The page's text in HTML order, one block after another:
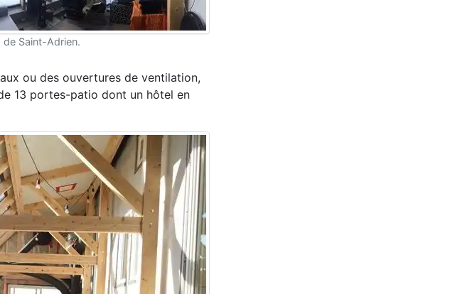
de Saint-Adrien.
ou des ouvertures de ventilation,
13 portes-patio dont un hôtel en